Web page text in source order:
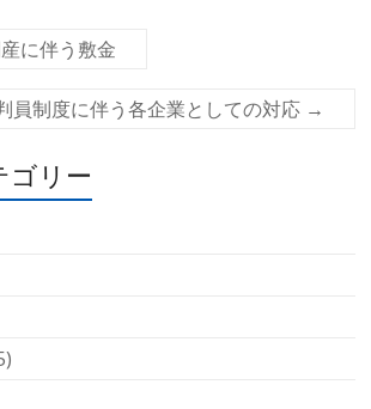
に伴う敷金
員制度に伴う各企業としての対応 →
ゴリー